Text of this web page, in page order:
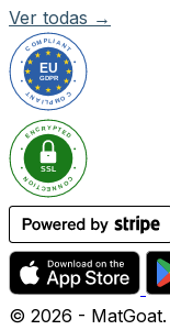
Ver todas →
© 2026 -